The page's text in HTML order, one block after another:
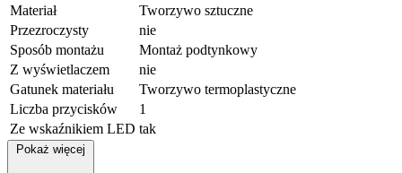
Materiał
Tworzywo sztuczne
Przezroczysty
nie
Sposób montażu
Montaż podtynkowy
Z wyświetlaczem
nie
Gatunek materiału
Tworzywo termoplastyczne
Liczba przycisków
1
Ze wskaźnikiem LED tak
Pokaż więcej